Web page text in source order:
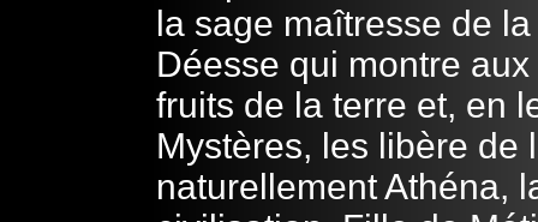
la sage maîtresse de
Déesse qui montre
fruits de la terre et, en
Mystères, les libère de
naturellement Athéna,